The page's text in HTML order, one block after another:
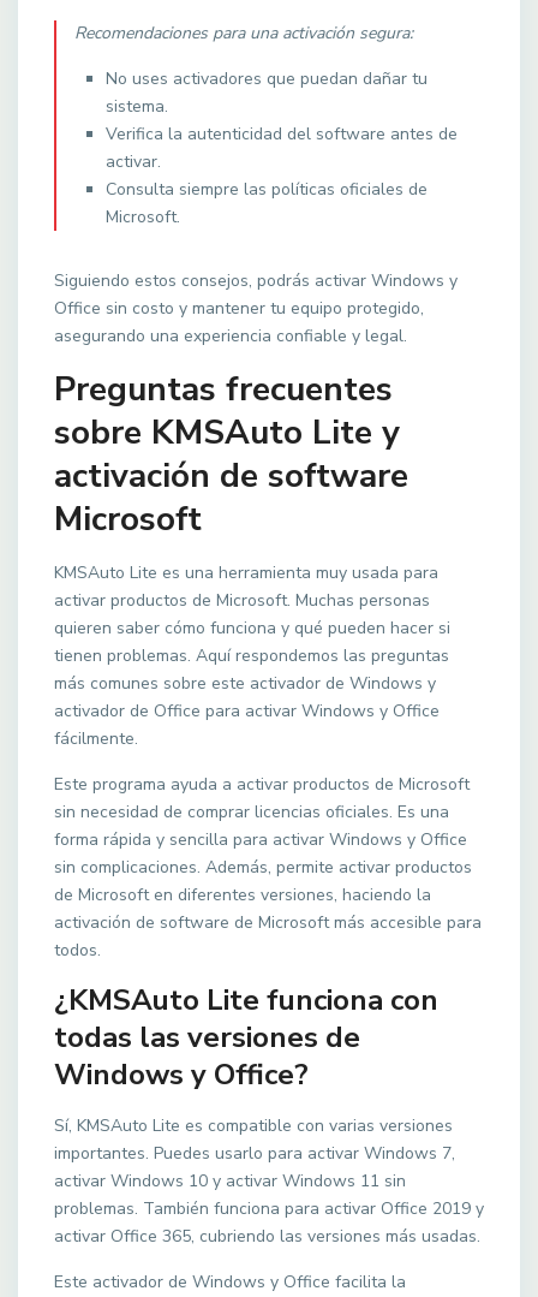
Recomendaciones para una activación segura:
No uses activadores que puedan dañar tu
sistema.
Verifica la autenticidad del software antes de
activar.
Consulta siempre las políticas oficiales de
Microsoft.
Siguiendo estos consejos, podrás activar Windows y
Office sin costo y mantener tu equipo protegido,
asegurando una experiencia confiable y legal.
Preguntas frecuentes
sobre KMSAuto Lite y
activación de software
Microsoft
KMSAuto Lite es una herramienta muy usada para
activar productos de Microsoft. Muchas personas
quieren saber cómo funciona y qué pueden hacer si
tienen problemas. Aquí respondemos las preguntas
más comunes sobre este activador de Windows y
activador de Office para activar Windows y Office
fácilmente.
Este programa ayuda a activar productos de Microsoft
sin necesidad de comprar licencias oficiales. Es una
forma rápida y sencilla para activar Windows y Office
sin complicaciones. Además, permite activar productos
de Microsoft en diferentes versiones, haciendo la
activación de software de Microsoft más accesible para
todos.
¿KMSAuto Lite funciona con
todas las versiones de
Windows y Office?
Sí, KMSAuto Lite es compatible con varias versiones
importantes. Puedes usarlo para activar Windows 7,
activar Windows 10 y activar Windows 11 sin
problemas. También funciona para activar Office 2019 y
activar Office 365, cubriendo las versiones más usadas.
Este activador de Windows y Office facilita la